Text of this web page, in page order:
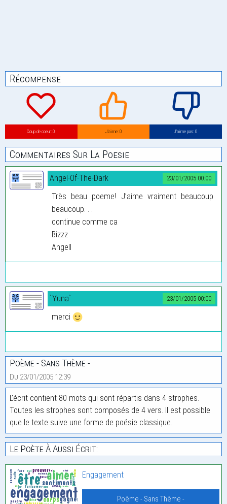
Récompense
Coup de coeur: 0 J’aime: 0 J’aime pas: 0
Commentaires Sur La Poesie
23/01/2005 00:00
Angel-Of-The-Dark
Très beau poeme! J’aime vraiment beaucoup
beaucoup. . .
continue comme ca
Bizzz
Angell
23/01/2005 00:00
`Yuna`
merci
Poème - Sans Thème -
Du 23/01/2005 12:39
L'écrit contient 80 mots qui sont répartis dans 4 strophes.
Toutes les strophes sont composés de 4 vers. Il est possible
que le texte suive une forme de poésie classique.
Le Poète À Aussi Écrit:
Engagement
Poème - Sans Thème -